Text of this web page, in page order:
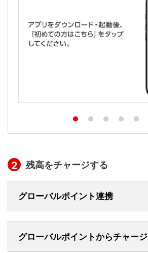
2 残高をチャージする
グローバルポイント連携
グローバルポイントからチャージ